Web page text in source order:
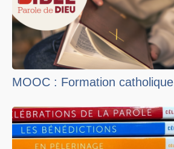
MOOC : Formation catholique